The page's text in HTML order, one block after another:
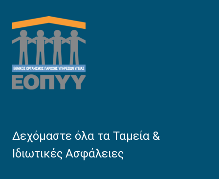
Δεχόμαστε όλα τα Ταμεία &
Ιδιωτικές Ασφάλειες